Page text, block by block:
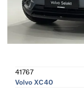
41767
Volvo XC40